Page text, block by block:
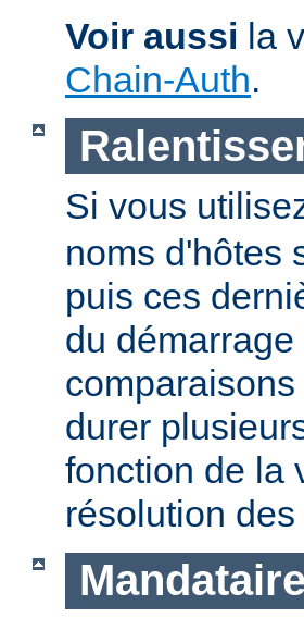
Voir aussi la
Chain-Auth.
Si vous
noms d'hôtes
puis ces
du
durer
fonction de la
résolution